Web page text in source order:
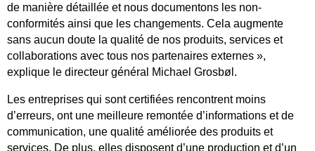
de manière détaillée et nous documentons les non-
conformités ainsi que les changements. Cela augmente
sans aucun doute la qualité de nos produits, services et
collaborations avec tous nos partenaires externes »,
explique le directeur général Michael Grosbøl.
Les entreprises qui sont certifiées rencontrent moins
d’erreurs, ont une meilleure remontée d’informations et de
communication, une qualité améliorée des produits et
services. De plus, elles disposent d’une production et d’un